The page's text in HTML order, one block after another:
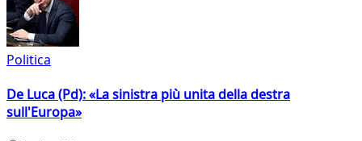
Politica
De Luca (Pd): «La sinistra più unita della destra
sull'Europa»